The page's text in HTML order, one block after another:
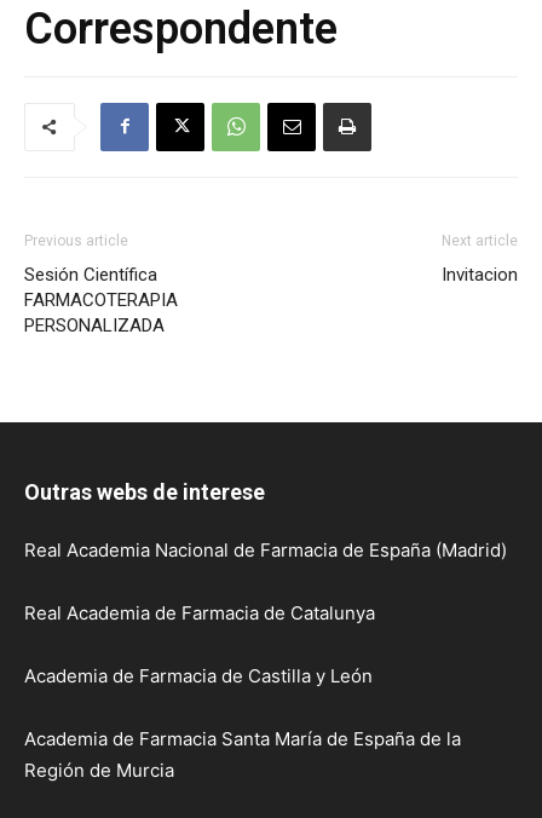
Correspondente
Previous article
Sesión Científica
FARMACOTERAPIA
PERSONALIZADA
Next article
Invitacion
Outras webs de interese
Real Academia Nacional de Farmacia de España (Madrid)
Real Academia de Farmacia de Catalunya
Academia de Farmacia de Castilla y León
Academia de Farmacia Santa María de España de la
Región de Murcia